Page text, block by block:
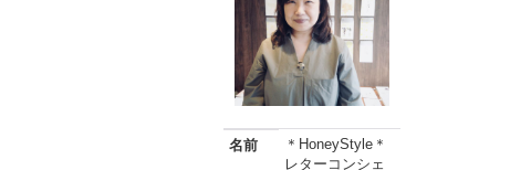
名前
＊HoneyStyle＊
レターコンシェ